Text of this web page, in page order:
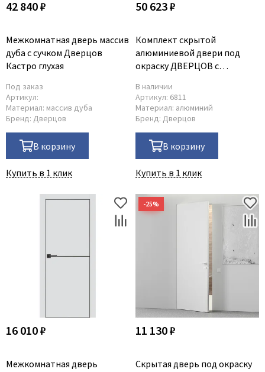
42 840 ₽
Межкомнатная дверь массив
дуба с сучком Дверцов
Кастро глухая
Под заказ
Артикул:
Материал: массив дуба
Бренд: Дверцов
В корзину
Купить в 1 клик
50 623 ₽
Комплект скрытой
алюминиевой двери под
окраску ДВЕРЦОВ с
В наличии
Артикул: 6811
Материал: алюминий
Бренд: Дверцов
В корзину
Купить в 1 клик
16 010 ₽
Межкомнатная дверь
11 130 ₽
Скрытая дверь под окраску